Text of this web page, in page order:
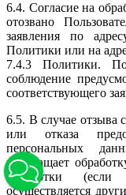
6.4. Согласие на
отозвано
заявления по
Политики или на
7.4.3 Политики.
соблюдение
соответствующего
6.5. В случае отзыва
или отказа
персональных
прекращает
обработки (если
осуществляется